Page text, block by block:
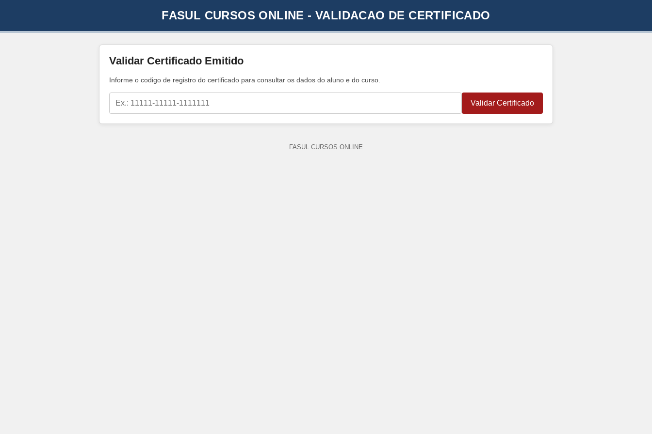
FASUL CURSOS ONLINE - VALIDACAO DE CERTIFICADO
Validar Certificado Emitido
Informe o codigo de registro do certificado para consultar os dados do aluno e do curso.
Validar Certificado
FASUL CURSOS ONLINE